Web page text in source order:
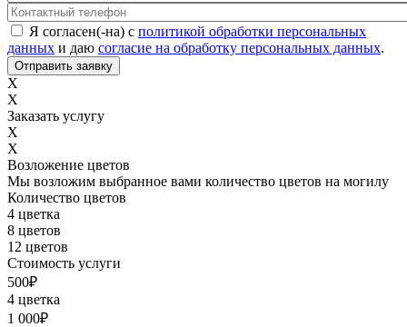
Контактный телефон
Соглашение с обработкой данных*
Я согласен(-на) с политикой обработки персональных
данных и даю согласие на обработку персональных данных.
X
X
Заказать услугу
X
X
Возложение цветов
Мы возложим выбранное вами количество цветов на могилу
Количество цветов
4 цветка
8 цветов
12 цветов
Стоимость услуги
500₽
4 цветка
1 000₽